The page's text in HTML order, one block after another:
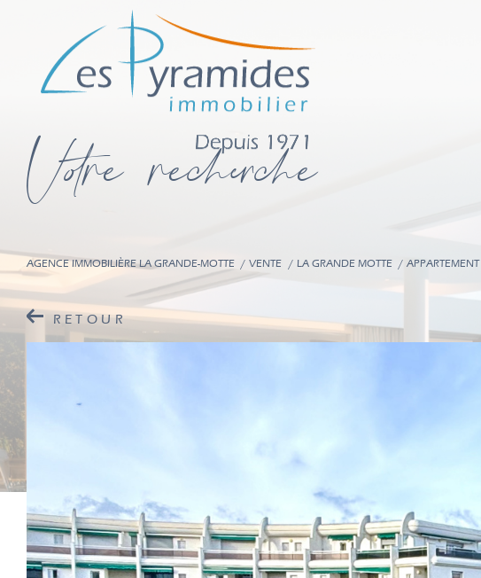
Vore recece
AGENCE IMMOBILIÈRE LA GRANDE-MOTTE VENTE LA GRANDE MOTTE APPARTEMENT
RETOUR